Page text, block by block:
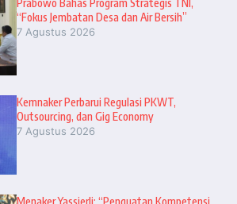
Prabowo Bahas Program Strategis TNI,
“Fokus Jembatan Desa dan Air Bersih”
7 Agustus 2026
Kemnaker Perbarui Regulasi PKWT,
Outsourcing, dan Gig Economy
7 Agustus 2026
Menaker Yassierli: “Penguatan Kompetensi